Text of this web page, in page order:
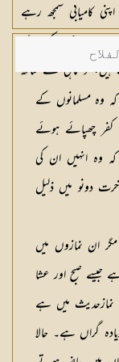
کامیابی سمجھ رہے
یہ نماز کے لیے
تو کاہلی کے ساتھ
(جیسے کوئی مارے
محض لوگوں کو
نماز پڑھتے ہیں۔
نہیں کرتے (یعنی
کرتے) مگر برائے
وہ مسلمانوں کے
کفر چھپائے ہوئے
وہ انہیں ان کی
دونو میں ذلیل
مگر ان نمازوں میں
جیسے صبح اور عشا
نمازحدیث میں هے
گراں ہے۔ حالا